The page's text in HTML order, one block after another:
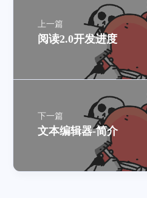
上一篇
阅读2.0开发进度
下一篇
文本编辑器-简介